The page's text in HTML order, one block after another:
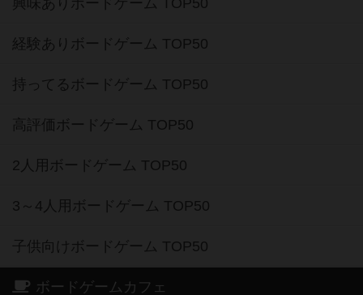
興味ありボードゲーム TOP50
経験ありボードゲーム TOP50
持ってるボードゲーム TOP50
高評価ボードゲーム TOP50
2人用ボードゲーム TOP50
3～4人用ボードゲーム TOP50
子供向けボードゲーム TOP50
ボードゲームカフェ